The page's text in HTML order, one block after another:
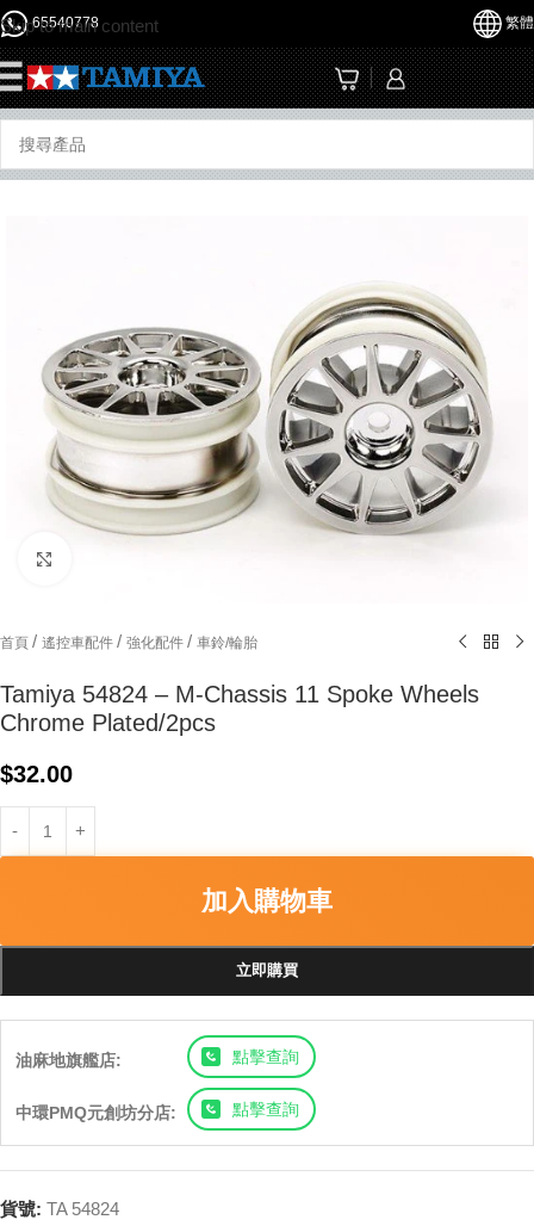
Skip to main content
65540778 繁體
首頁 / 遙控車配件 / 強化配件 / 車鈴/輪胎
Tamiya 54824 – M-Chassis 11 Spoke Wheels
Chrome Plated/2pcs
$32.00
加入購物車
立即購買
油麻地旗艦店: 點擊查詢
中環PMQ元創坊分店: 點擊查詢
貨號: TA 54824